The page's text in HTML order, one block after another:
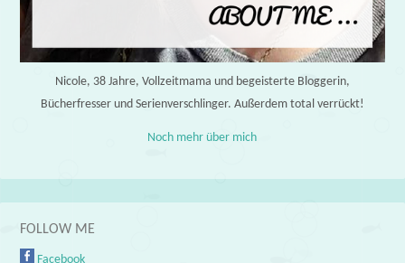
Nicole, 38 Jahre, Vollzeitmama und begeisterte Bloggerin,
Bücherfresser und Serienverschlinger. Außerdem total verrückt!
Noch mehr über mich
FOLLOW ME
Facebook